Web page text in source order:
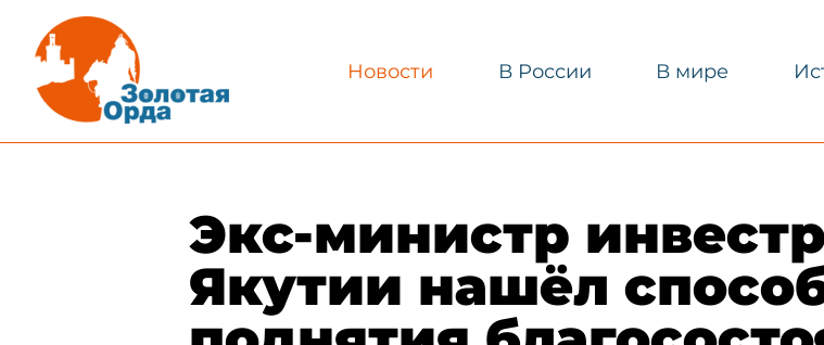
Новости В России В мире
Экс-министр
Якутии нашёл